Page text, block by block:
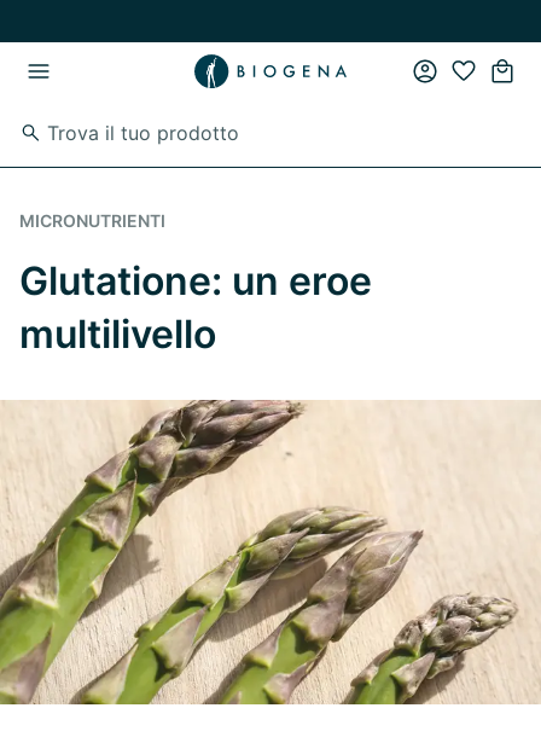
MICRONUTRIENTI
Glutatione: un eroe
multilivello